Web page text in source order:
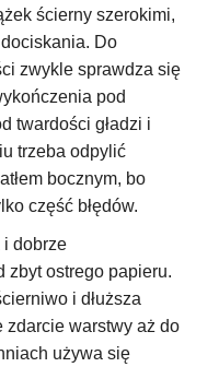
ścierny szerokimi,
Do
zwykle sprawdza się
pod
twardości gładzi i
trzeba odpylić
bocznym, bo
część błędów.
i dobrze
zbyt ostrego papieru.
i dłuższa
zdarcie warstwy aż do
używa się